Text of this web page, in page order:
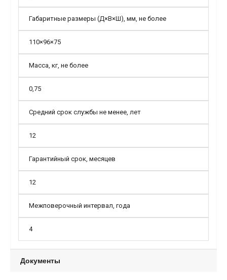
Габаритные размеры (Д×В×Ш), мм, не более
110×96×75
Масса, кг, не более
0,75
Средний срок службы не менее, лет
12
Гарантийный срок, месяцев
12
Межповерочный интервал, года
4
Документы